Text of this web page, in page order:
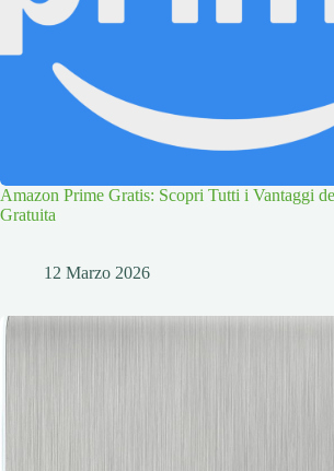
Amazon Prime Gratis: Scopri Tutti i Vantaggi
Gratuita
12 Marzo 2026